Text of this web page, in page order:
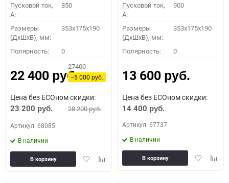
ПОДОБРАТЬ
Как определить полярность?
0 - обратная 1 - прямая 3 - обратная 4 - прямая
Пусковой ток,
A:
850
Размеры
(ДхШхВ), мм:
353x175x190
Полярность: 0
22 400 руб.
27400
−5 000руб.
Цена без ECOном скидки:
23 200 руб. 28 200руб.
Артикул: 68085
В наличии
ДобавитьДобавить
В корзину
Пусковой ток,
A:
900
Размеры
(ДхШхВ), мм:
353x175x190
Полярность: 0
13 600 руб.
Цена без ECOном скидки:
14 400 руб.
Артикул: 67737
В наличии
Добавить
В корзину